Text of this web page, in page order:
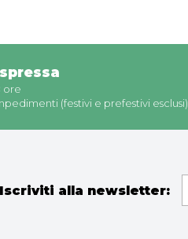
ore
(festivi e prefestivi esclusi)
Iscriviti alla newsletter: